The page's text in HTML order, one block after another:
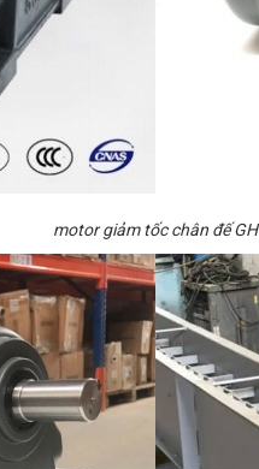
motor giảm tốc chân đế GH